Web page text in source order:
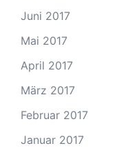
Juni 2017
Mai 2017
April 2017
März 2017
Februar 2017
Januar 2017